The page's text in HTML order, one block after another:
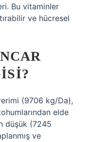
Bu vitaminler
ve hücresel
(9706 kg/Da),
elde
düşük (7245
ve